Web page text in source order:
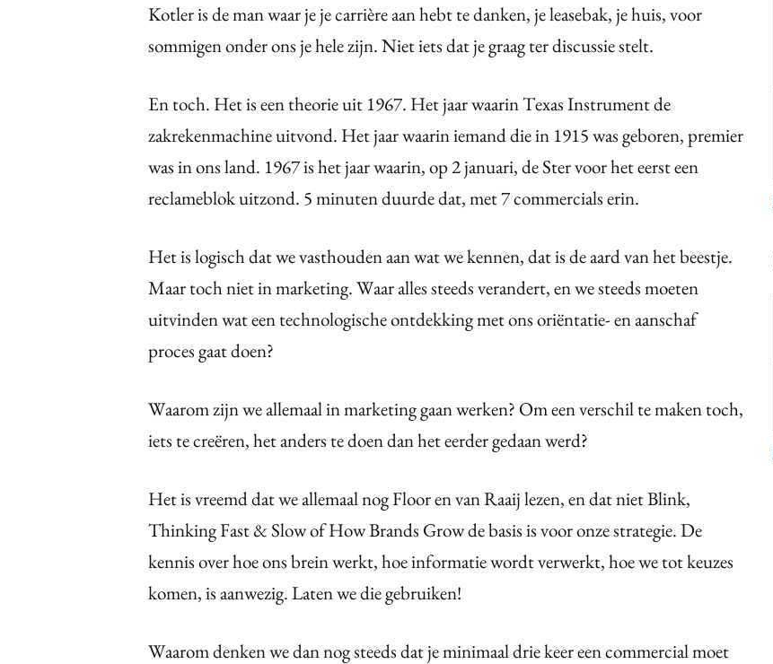
Kotler is de man waar je je carrière aan hebt te danken, je leasebak, je huis, voor
sommigen onder ons je hele zijn. Niet iets dat je graag ter discussie stelt.
En toch. Het is een theorie uit 1967. Het jaar waarin Texas Instrument de
zakrekenmachine uitvond. Het jaar waarin iemand die in 1915 was geboren, premier
was in ons land. 1967 is het jaar waarin, op 2 januari, de Ster voor het eerst een
reclameblok uitzond. 5 minuten duurde dat, met 7 commercials erin.
Het is logisch dat we vasthouden aan wat we kennen, dat is de aard van het beestje.
Maar toch niet in marketing. Waar alles steeds verandert, en we steeds moeten
uitvinden wat een technologische ontdekking met ons oriëntatie- en aanschaf
proces gaat doen?
Waarom zijn we allemaal in marketing gaan werken? Om een verschil te maken toch,
iets te creëren, het anders te doen dan het eerder gedaan werd?
Het is vreemd dat we allemaal nog Floor en van Raaij lezen, en dat niet Blink,
Thinking Fast & Slow of How Brands Grow de basis is voor onze strategie. De
kennis over hoe ons brein werkt, hoe informatie wordt verwerkt, hoe we tot keuzes
komen, is aanwezig. Laten we die gebruiken!
Waarom denken we dan nog steeds dat je minimaal drie keer een commercial moet